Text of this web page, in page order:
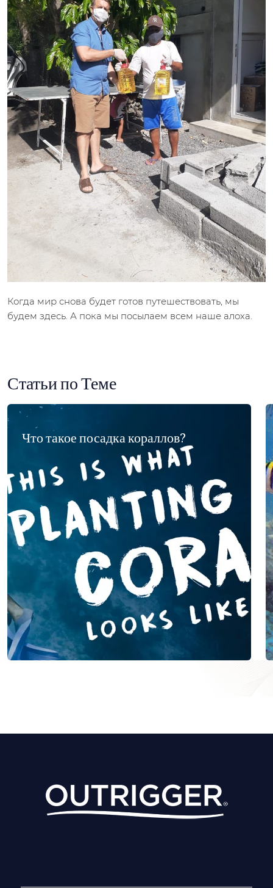
Когда мир снова будет готов путешествовать, мы
будем здесь. А пока мы посылаем всем наше алоха.
Статьи по Теме
Что такое посадка кораллов?